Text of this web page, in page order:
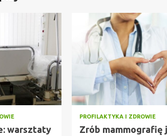
warsztaty
PROFILAKTYKA I ZDROWIE
Zrób mammografię